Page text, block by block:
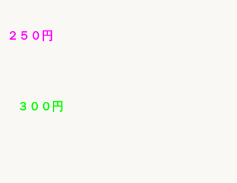
５０円
３００円